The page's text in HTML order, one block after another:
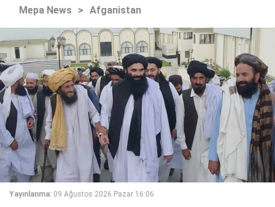
Mepa News > Afganistan
Yayınlanma: 09 Ağustos 2026 Pazar 16:06